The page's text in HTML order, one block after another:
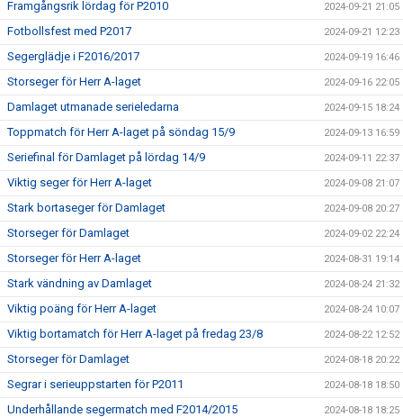
Framgångsrik lördag för P2010 2024-09-21 21:05
Fotbollsfest med P2017 2024-09-21 12:23
Segerglädje i F2016/2017 2024-09-19 16:46
Storseger för Herr A-laget 2024-09-16 22:05
Damlaget utmanade serieledarna 2024-09-15 18:24
Toppmatch för Herr A-laget på söndag 15/9 2024-09-13 16:59
Seriefinal för Damlaget på lördag 14/9 2024-09-11 22:37
Viktig seger för Herr A-laget 2024-09-08 21:07
Stark bortaseger för Damlaget 2024-09-08 20:27
Storseger för Damlaget 2024-09-02 22:24
Storseger för Herr A-laget 2024-08-31 19:14
Stark vändning av Damlaget 2024-08-24 21:32
Viktig poäng för Herr A-laget 2024-08-24 10:07
Viktig bortamatch för Herr A-laget på fredag 23/8 2024-08-22 12:52
Storseger för Damlaget 2024-08-18 20:22
Segrar i serieuppstarten för P2011 2024-08-18 18:50
Underhållande segermatch med F2014/2015 2024-08-18 18:25